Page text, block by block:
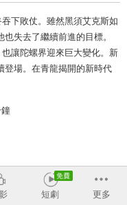
下敗仗。雖然黑須艾克斯如
失去了繼續前進的目標。
讓陀螺界迎來巨大變化。新
登場。在青龍揭開的新時代
短劇 更多